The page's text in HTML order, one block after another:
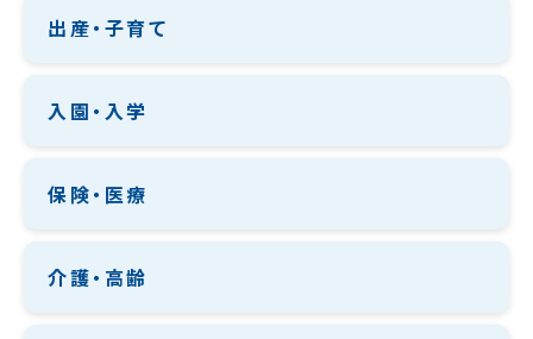
出産・子育て
入園・入学
保険・医療
介護・高齢